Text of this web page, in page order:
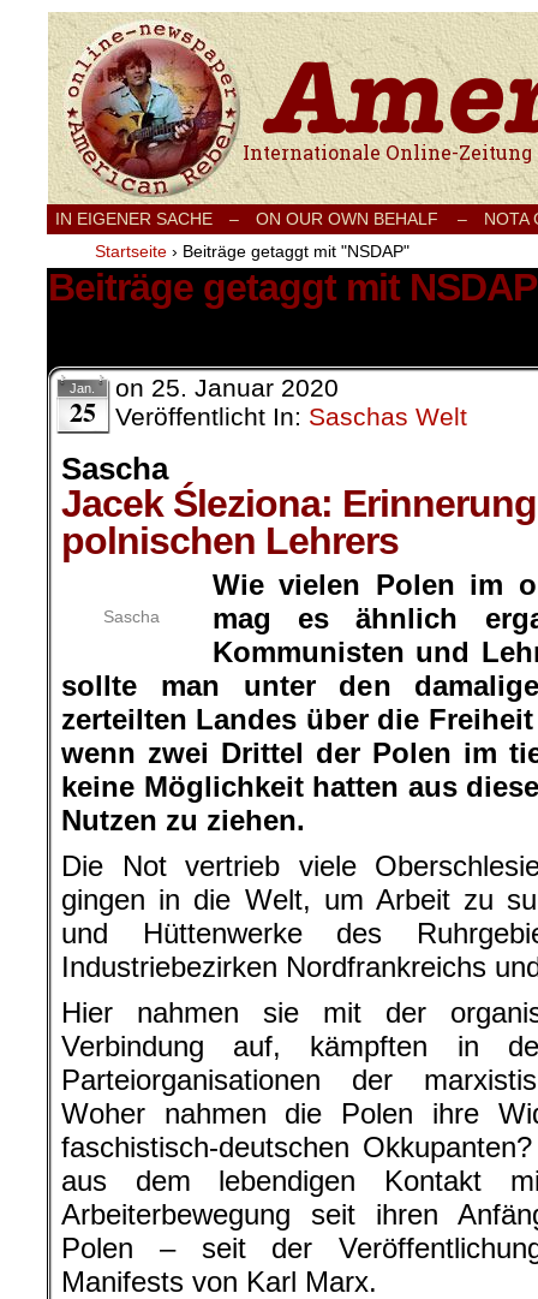
Internationale Onlinezeitung für Frieden,
IN EIGENER SACHE – ON OUR OWN BEHALF –
NOTA
Startseite › Beiträge getaggt mit "NSDAP"
Beiträge getaggt mit NSDAP
Jan.
25
on 25. Januar 2020
Veröffentlicht In: Saschas Welt
Sascha
Jacek Śleziona:
polnischen Lehrers
Sascha
Wie vielen Polen im
mag es ähnlich
Kommunisten und
sollte man unter den
zerteilten Landes über die
wenn zwei Drittel der Polen im
keine Möglichkeit hatten aus
Nutzen zu ziehen.
Die Not vertrieb viele
gingen in die Welt, um Arbeit zu
und Hüttenwerke des
Industriebezirken Nordfrankreichs
Hier nahmen sie mit der
Verbindung auf, kämpften in
Parteiorganisationen der
Woher nahmen die Polen ihre
faschistisch-deutschen
aus dem lebendigen Kontakt
Arbeiterbewegung seit ihren
Polen – seit der
Manifests von Karl Marx.